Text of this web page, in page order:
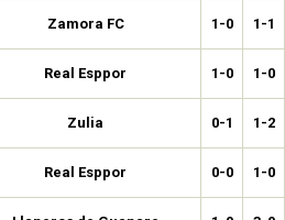
Zamora FC 1-0 1-1
Real Esppor 1-0 1-0
Zulia 0-1 1-2
Real Esppor 0-0 1-0